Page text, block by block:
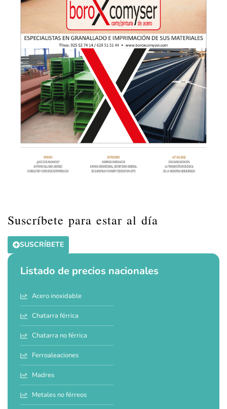
Suscríbete para estar al día
SUSCRÍBETE
Listado de precios nacionales
Acero inoxidable
Chatarra férrica
Chatarra no férrica
Ferroaleaciones
Madres
Metales no férreos